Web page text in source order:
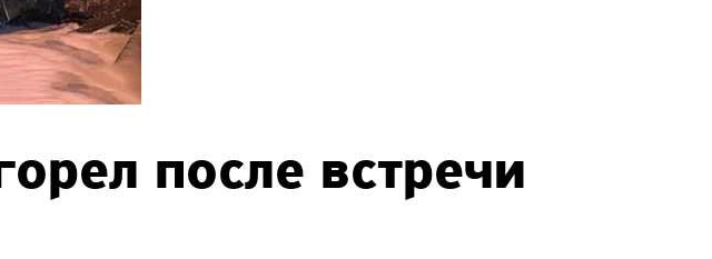
после встречи